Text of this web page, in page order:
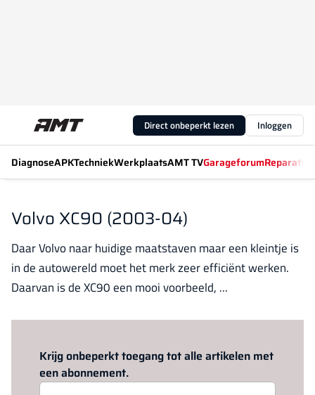
Direct onbeperkt lezen Inloggen
DiagnoseAPKTechniekWerkplaatsAMT TVGarageforum
Volvo XC90 (2003-04)
Daar Volvo naar huidige maatstaven maar een kleintje is
in de autowereld moet het merk zeer efficiënt werken.
Daarvan is de XC90 een mooi voorbeeld, ...
Krijg onbeperkt toegang tot alle artikelen met
een abonnement.